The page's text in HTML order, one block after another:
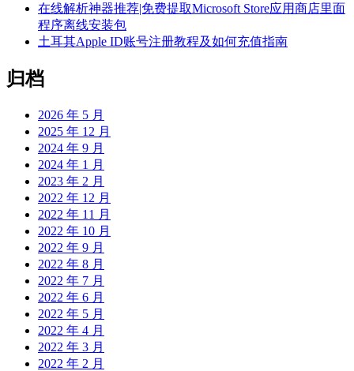
在线解析神器推荐|免费提取Microsoft Store应用商店里面
程序离线安装包
土耳其Apple ID账号注册教程及如何充值指南
归档
2026 年 5 月
2025 年 12 月
2024 年 9 月
2024 年 1 月
2023 年 2 月
2022 年 12 月
2022 年 11 月
2022 年 10 月
2022 年 9 月
2022 年 8 月
2022 年 7 月
2022 年 6 月
2022 年 5 月
2022 年 4 月
2022 年 3 月
2022 年 2 月